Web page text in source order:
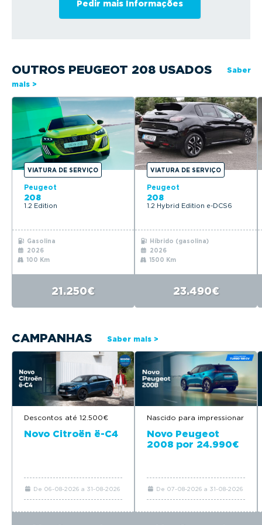
OUTROS PEUGEOT 208 USADOS
Saber
mais >
VIATURA DE SERVIÇO
Peugeot
208
1.2 Edition
Gasolina
2026
100 Km
21.250€
VIATURA DE SERVIÇO
Peugeot
208
1.2 Hybrid Edition e-DCS6
Híbrido (gasolina)
2026
1500 Km
23.490€
CAMPANHAS Saber mais >
Descontos até 12.500€
Novo Citroën ë-C4
De 06-08-2026 a 31-08-2026
Nascido para impressionar
Novo Peugeot
2008 por 24.990€
De 07-08-2026 a 31-08-2026